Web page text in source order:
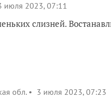
июля 2023, 07:11
слизней.
обл. 3 июля 2023, 07:23